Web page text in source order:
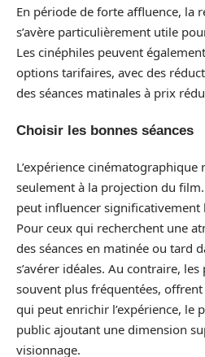
En période de forte affluence, la
s’avère particulièrement utile
Les cinéphiles peuvent
options tarifaires, avec des
des séances matinales à prix
Choisir les bonnes séances
L’expérience cinématographique
seulement à la projection du
peut influencer significativement
Pour ceux qui recherchent une
des séances en matinée ou tard
s’avérer idéales. Au contraire,
souvent plus fréquentées,
qui peut enrichir l’expérience, le
public ajoutant une dimension
visionnage.